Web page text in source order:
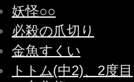
妖怪○○
必殺の爪切り
金魚すくい
トトム(中2)、2度目